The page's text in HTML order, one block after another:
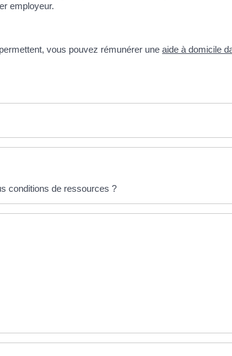
employeur.
vous pouvez rémunérer uneaide à domicile
conditions de ressources ?